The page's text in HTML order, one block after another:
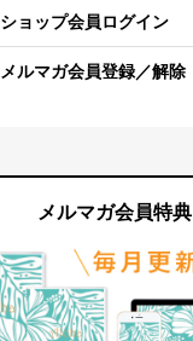
ショップ会員ログイン
メルマガ会員登録／解除
メルマガ会員特典